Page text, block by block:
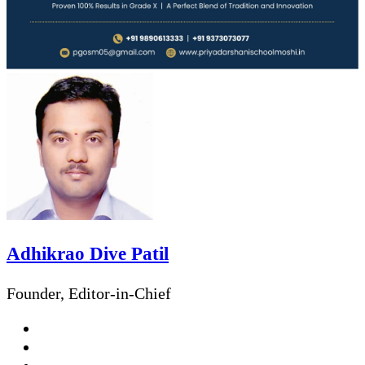
Adhikrao Dive Patil
Founder, Editor-in-Chief